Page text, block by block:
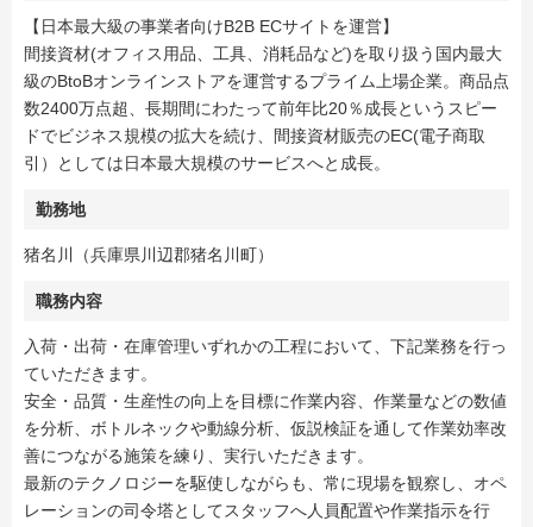
【日本最大級の事業者向けB2B ECサイトを運営】
間接資材(オフィス用品、工具、消耗品など)を取り扱う国内最大
級のBtoBオンラインストアを運営するプライム上場企業。商品点
数2400万点超、長期間にわたって前年比20％成長というスピー
ドでビジネス規模の拡大を続け、間接資材販売のEC(電子商取
引）としては日本最大規模のサービスへと成長。
勤務地
猪名川（兵庫県川辺郡猪名川町）
職務内容
入荷・出荷・在庫管理いずれかの工程において、下記業務を行っ
ていただきます。
安全・品質・生産性の向上を目標に作業内容、作業量などの数値
を分析、ボトルネックや動線分析、仮説検証を通して作業効率改
善につながる施策を練り、実行いただきます。
最新のテクノロジーを駆使しながらも、常に現場を観察し、オペ
レーションの司令塔としてスタッフへ人員配置や作業指示を行